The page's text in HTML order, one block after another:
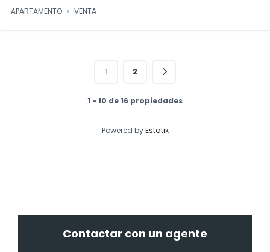
APARTAMENTO
VENTA
1 2
1 - 10 de 16 propiedades
Powered byEstatik
Contactar con un agente